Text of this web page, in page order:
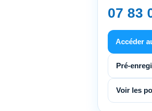
07 83
Accéder
Pré-
Voir les